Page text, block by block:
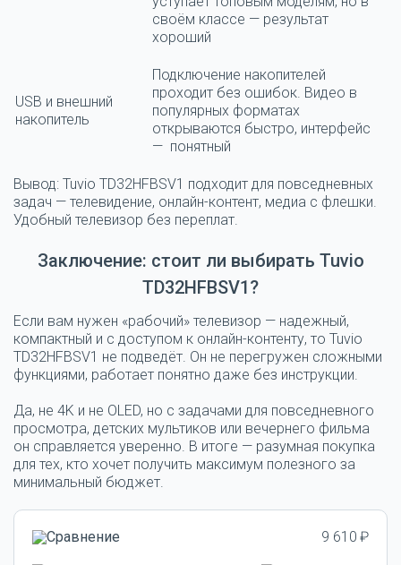
своём классе — результат
хороший
USB и внешний
накопитель
Подключение накопителей
проходит без ошибок. Видео в
популярных форматах
открываются быстро, интерфейс
— понятный
Вывод: Tuvio TD32HFBSV1 подходит для повседневных
задач — телевидение, онлайн-контент, медиа с флешки.
Удобный телевизор без переплат.
Заключение: стоит ли выбирать Tuvio
TD32HFBSV1?
Если вам нужен «рабочий» телевизор — надежный,
компактный и с доступом к онлайн-контенту, то Tuvio
TD32HFBSV1 не подведёт. Он не перегружен сложными
функциями, работает понятно даже без инструкции.
Да, не 4K и не OLED, но с задачами для повседневного
просмотра, детских мультиков или вечернего фильма
он справляется уверенно. В итоге — разумная покупка
для тех, кто хочет получить максимум полезного за
минимальный бюджет.
9 610 ₽